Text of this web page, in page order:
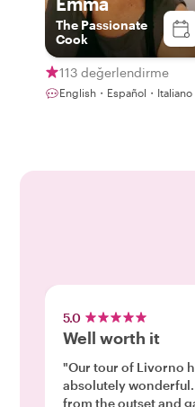
The Passionate
Cook
113 değerlendirme
English・Español・Italiano
5.0
Well worth it
"Our tour of Livorno
absolutely wonderful. Francesca was welcoming
from the outset and